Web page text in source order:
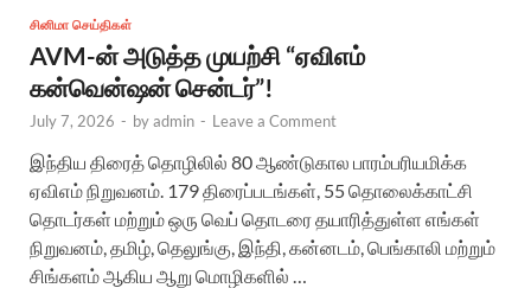
சினிமா செய்திகள்
AVM-ன் அடுத்த முயற்சி “ஏவிஎம்
கன்வென்ஷன் சென்டர்”!
July 7, 2026 - byadmin - Leave a Comment
இந்திய திரைத் தொழிலில் 80 ஆண்டுகால பாரம்பரியமிக்க
ஏவிஎம் நிறுவனம். 179 திரைப்படங்கள், 55 தொலைக்காட்சி
தொடர்கள் மற்றும் ஒரு வெப் தொடரை தயாரித்துள்ள எங்கள்
நிறுவனம், தமிழ், தெலுங்கு, இந்தி, கன்னடம், பெங்காலி மற்றும்
சிங்களம் ஆகிய ஆறு மொழிகளில் …